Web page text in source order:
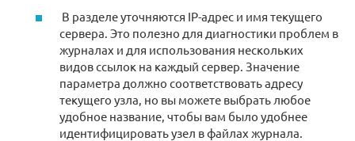
В разделе уточняются IP-адрес и имя текущего
сервера. Это полезно для диагностики проблем в
журналах и для использования нескольких
видов ссылок на каждый сервер. Значение
параметра должно соответствовать адресу
текущего узла, но вы можете выбрать любое
удобное название, чтобы вам было удобнее
идентифицировать узел в файлах журнала.